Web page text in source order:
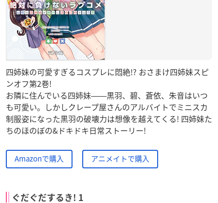
四姉妹の可愛すぎるコスプレに悶絶!? おさまけ四姉妹スピ
ンオフ第2巻!
お隣に住んでいる四姉妹――黒羽、碧、蒼依、朱音はいつ
も可愛い。しかしクレープ屋さんのアルバイトでミニスカ
制服姿になった黒羽の破壊力は想像を越えてくる! 四姉妹た
ちのほのぼの&ドキドキ日常ストーリー!
Amazonで購入 アニメイトで購入
ぐだぐだするき! 1